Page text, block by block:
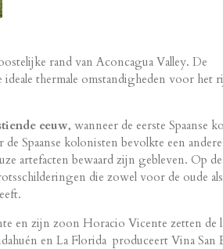
rand van Aconcagua Valley. De
thermale omstandigheden voor het
eeuw, wanneer de eerste Spaanse
Spaanse kolonisten bevolkte een andere
artefacten bewaard zijn gebleven. Op de
die zowel voor de oude
en zijn zoon Horacio Vicente zetten de
en La Florida produceert Vina San